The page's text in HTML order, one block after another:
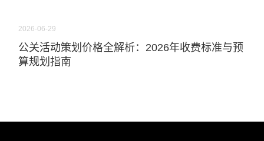
2026-06-29
公关活动策划价格全解析：2026年收费标准与预
算规划指南